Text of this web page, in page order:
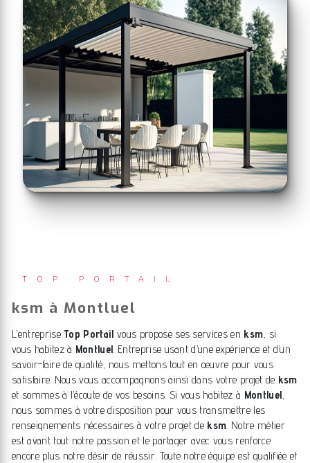
TOP PORTAIL
ksm à Montluel
L’entreprise Top Portail vous propose ses services en ksm, si
vous habitez à Montluel. Entreprise usant d’une expérience et d’un
savoir-faire de qualité, nous mettons tout en oeuvre pour vous
satisfaire. Nous vous accompagnons ainsi dans votre projet de ksm
et sommes à l’écoute de vos besoins. Si vous habitez à Montluel,
nous sommes à votre disposition pour vous transmettre les
renseignements nécessaires à votre projet de ksm. Notre métier
est avant tout notre passion et le partager avec vous renforce
encore plus notre désir de réussir. Toute notre équipe est qualifiée et